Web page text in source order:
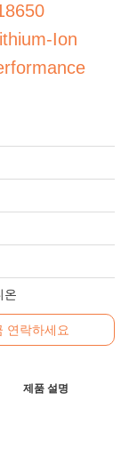
Ion
온
연락하세요
제품 설명